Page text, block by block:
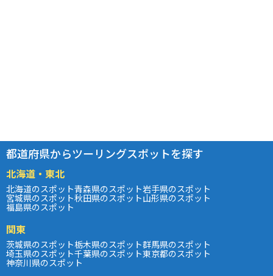
都道府県からツーリングスポットを探す
北海道・東北
北海道のスポット青森県のスポット岩手県のスポット
宮城県のスポット秋田県のスポット山形県のスポット
福島県のスポット
関東
茨城県のスポット栃木県のスポット群馬県のスポット
埼玉県のスポット千葉県のスポット東京都のスポット
神奈川県のスポット